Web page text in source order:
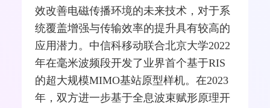
效改善电磁传播环境的未来技术，对于系
统覆盖增强与传输效率的提升具有较高的
应用潜力。中信科移动联合北京大学2022
年在毫米波频段开发了业界首个基于RIS
的超大规模MIMO基站原型样机。在2023
年，双方进一步基于全息波束赋形原理开